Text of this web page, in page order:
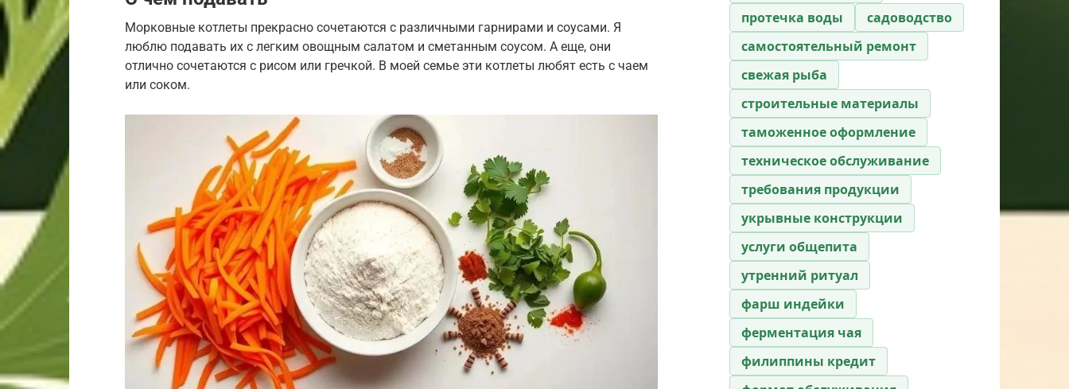
Морковные котлеты прекрасно сочетаются с различными гарнирами и соусами. Я
люблю подавать их с легким овощным салатом и сметанным соусом. А еще, они
отлично сочетаются с рисом или гречкой. В моей семье эти котлеты любят есть с чаем
или соком.
протечка воды
садоводство
самостоятельный ремонт
свежая рыба
строительные материалы
таможенное оформление
техническое обслуживание
требования продукции
укрывные конструкции
услуги общепита
утренний ритуал
фарш индейки
ферментация чая
филиппины кредит